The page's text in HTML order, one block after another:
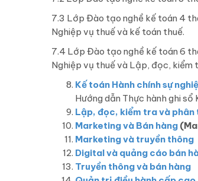
7.3 Lớp Đào tạo nghề kế toán 4
Nghiệp vụ thuế và kế toán thuế.
7.4 Lớp Đào tạo nghề kế toán 6
Nghiệp vụ thuế và Lập, đọc, kiểm
Kế toán Hành chính sự
Hướng dẫn Thực hành ghi sổ
Lập, đọc, kiểm tra và
Marketing và Bán hàng
Marketing và truyền thông
Digital và quảng cáo bán
Truyền thông và bán hàng